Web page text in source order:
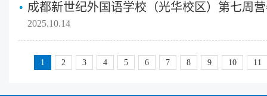
成都新世纪外国语学校（光华校区）第七周
2025.10.14
1 2 3 4 5 6 7 8 9 10 11